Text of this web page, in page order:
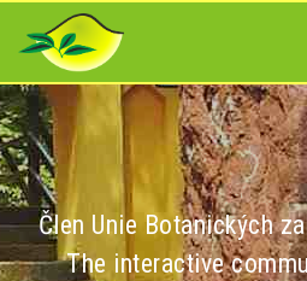
Člen Unie Botanických
The interactive